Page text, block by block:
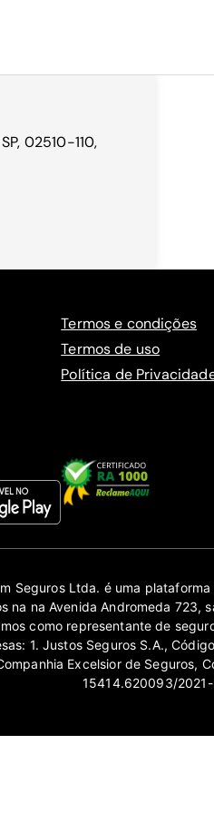
02510-110,
Termos e condições
Termos de uso
Política de
Seguros Ltda. é uma
na Avenida Andromeda 723,
como representante de
1. Justos Seguros S.A.,
Excelsior de Seguros,
15414.620093/2021-